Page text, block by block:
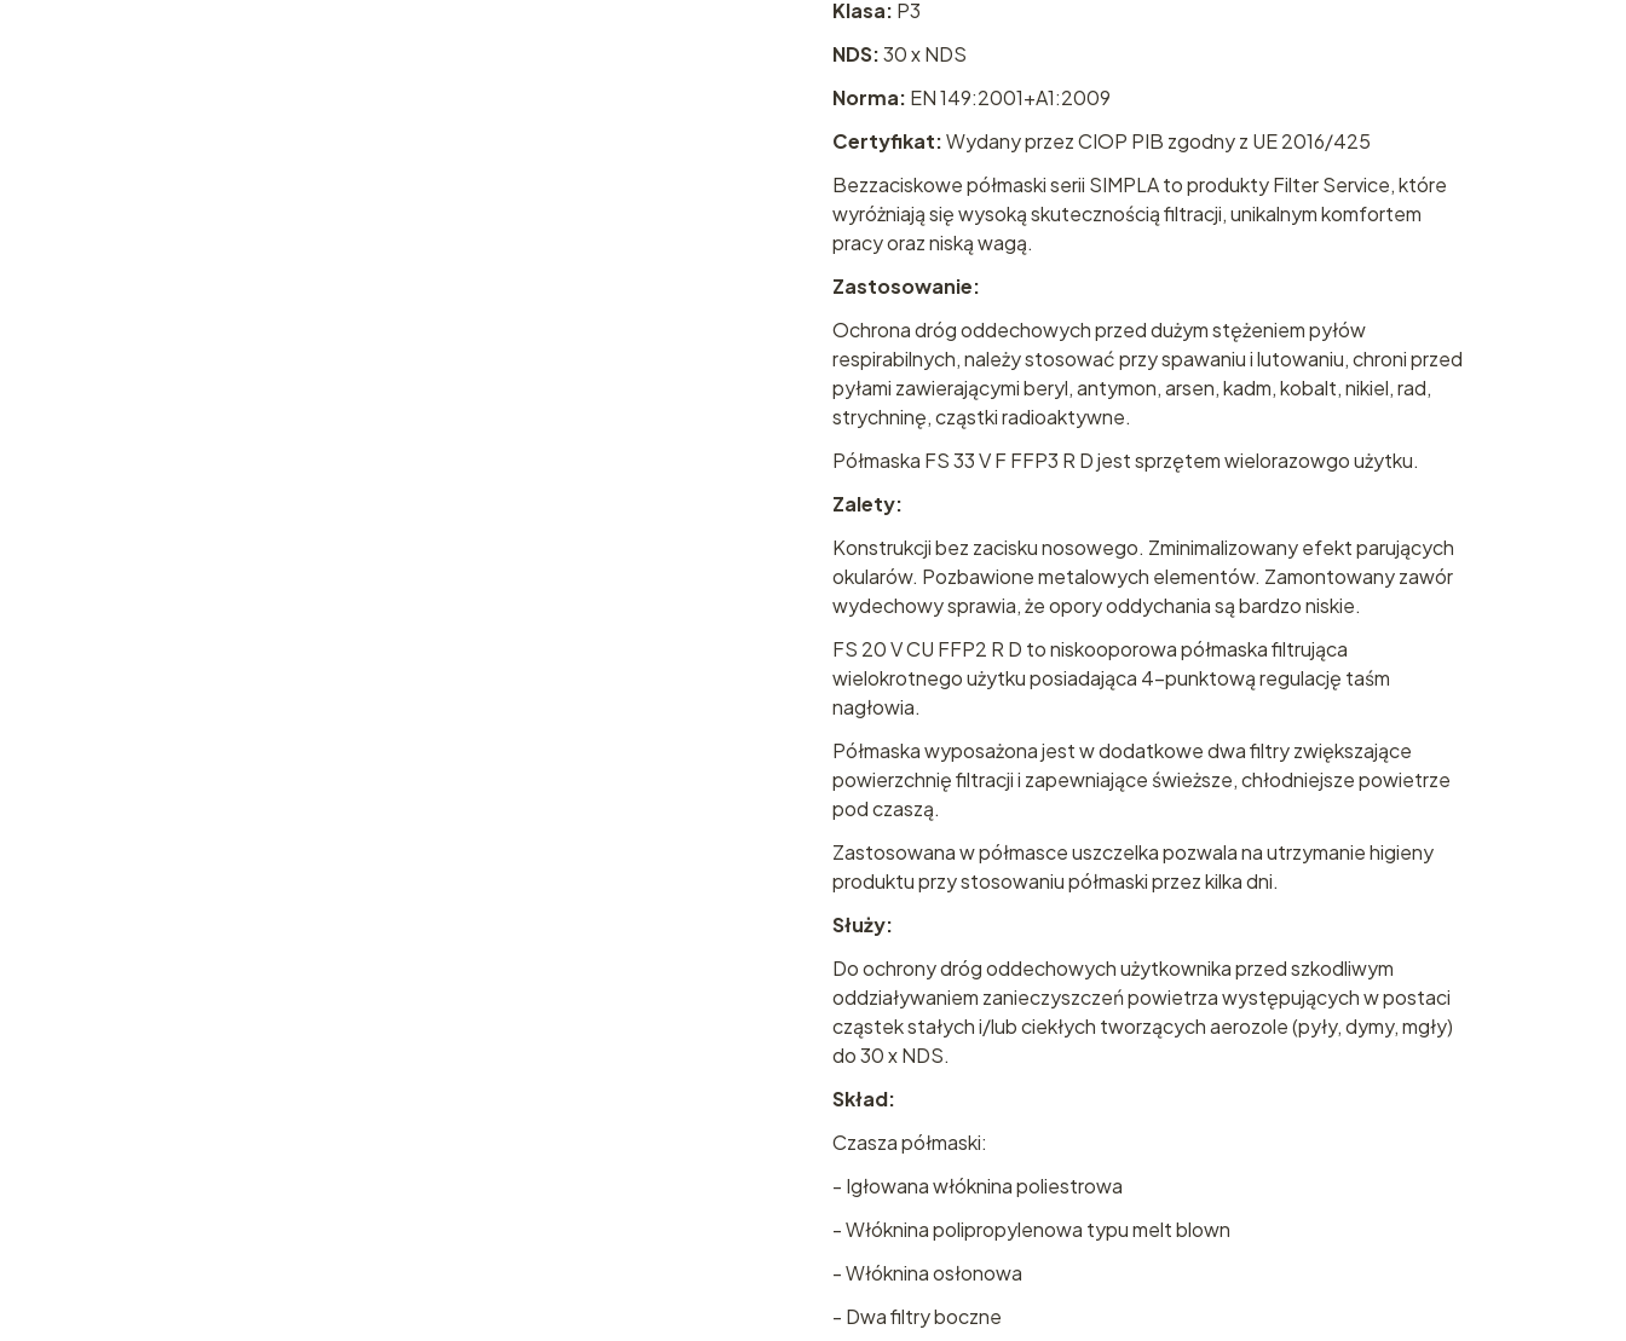
Klasa: P3
NDS:30 x NDS
Norma: EN 149:2001+A1:2009
Certyfikat:Wydany przez CIOP PIB zgodny z UE 2016/425
Bezzaciskowe półmaski serii SIMPLA to produkty Filter Service, które
wyróżniają się wysoką skutecznością filtracji, unikalnym komfortem
pracy oraz niską wagą.
Zastosowanie:
Ochrona dróg oddechowych przed dużym stężeniem pyłów
respirabilnych, należy stosować przy spawaniu i lutowaniu, chroni przed
pyłami zawierającymi beryl, antymon, arsen, kadm, kobalt, nikiel, rad,
strychninę, cząstki radioaktywne.
Półmaska FS 33 V F FFP3 R D jest sprzętem wielorazowgo użytku.
Zalety:
Konstrukcji bez zacisku nosowego. Zminimalizowany efekt parujących
okularów. Pozbawione metalowych elementów. Zamontowany zawór
wydechowy sprawia, że opory oddychania są bardzo niskie.
FS 20 V CU FFP2 R D to niskooporowa półmaska filtrująca
wielokrotnego użytku posiadająca 4-punktową regulację taśm
nagłowia.
Półmaska wyposażona jest w dodatkowe dwa filtry zwiększające
powierzchnię filtracji i zapewniające świeższe, chłodniejsze powietrze
pod czaszą.
Zastosowana w półmasce uszczelka pozwala na utrzymanie higieny
produktu przy stosowaniu półmaski przez kilka dni.
Służy:
Do ochrony dróg oddechowych użytkownika przed szkodliwym
oddziaływaniem zanieczyszczeń powietrza występujących w postaci
cząstek stałych i/lub ciekłych tworzących aerozole (pyły, dymy, mgły)
do 30 x NDS.
Skład:
Czasza półmaski:
- Igłowana włóknina poliestrowa
- Włóknina polipropylenowa typu melt blown
- Włóknina osłonowa
- Dwa filtry boczne